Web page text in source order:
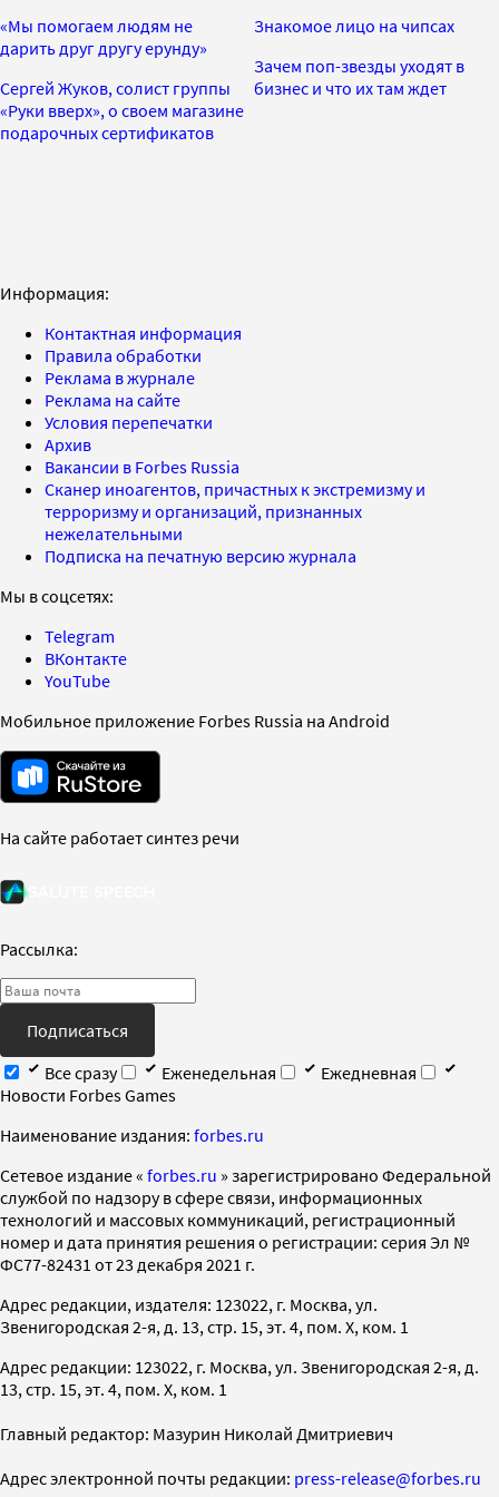
«Мы помогаем людям не
дарить друг другу ерунду»
Сергей Жуков, солист группы
«Руки вверх», о своем магазине
подарочных сертификатов
Знакомое лицо на чипсах
Зачем поп-звезды уходят в
бизнес и что их там ждет
Информация:
Контактная информация
Правила обработки
Реклама в журнале
Реклама на сайте
Условия перепечатки
Архив
Вакансии в Forbes Russia
Сканер иноагентов, причастных к экстремизму и
терроризму и организаций, признанных
нежелательными
Подписка на печатную версию журнала
Мы в соцсетях:
Telegram
ВКонтакте
YouTube
Мобильное приложение Forbes Russia на Android
На сайте работает синтез речи
Рассылка:
Подписаться
Все сразу
Еженедельная
Ежедневная
Новости Forbes Games
Наименование издания: forbes.ru
Cетевое издание « forbes.ru » зарегистрировано Федеральной
службой по надзору в сфере связи, информационных
технологий и массовых коммуникаций, регистрационный
номер и дата принятия решения о регистрации: серия Эл №
ФС77-82431 от 23 декабря 2021 г.
Адрес редакции, издателя: 123022, г. Москва, ул.
Звенигородская 2-я, д. 13, стр. 15, эт. 4, пом. X, ком. 1
Адрес редакции: 123022, г. Москва, ул. Звенигородская 2-я, д.
13, стр. 15, эт. 4, пом. X, ком. 1
Главный редактор: Мазурин Николай Дмитриевич
Адрес электронной почты редакции: press-release@forbes.ru